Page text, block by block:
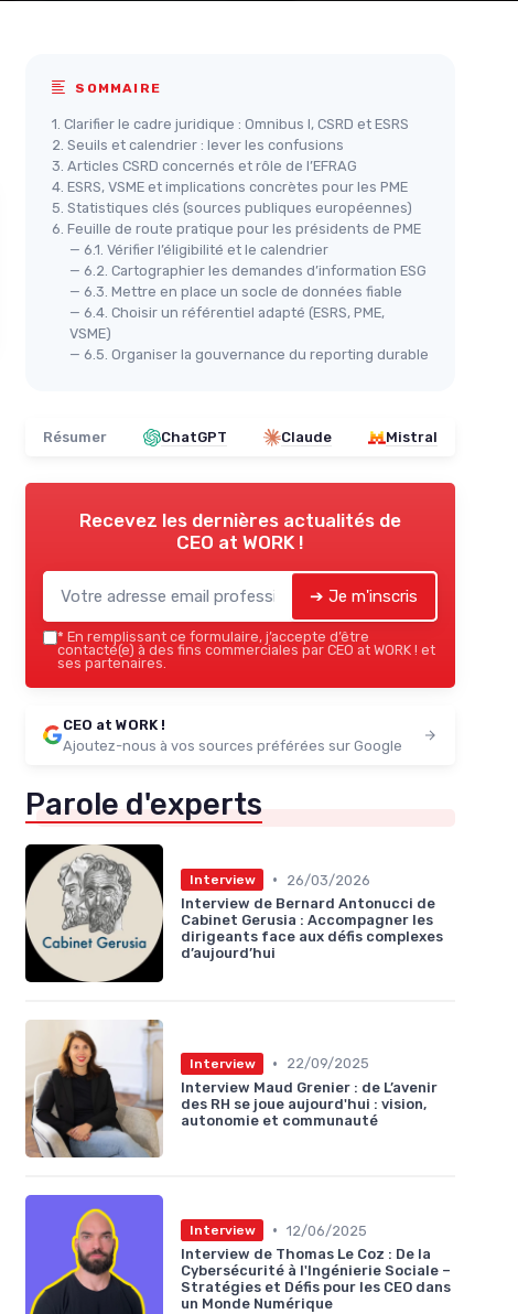
SOMMAIRE
1. Clarifier le cadre juridique : Omnibus I, CSRD et ESRS
2. Seuils et calendrier : lever les confusions
3. Articles CSRD concernés et rôle de l’EFRAG
4. ESRS, VSME et implications concrètes pour les PME
5. Statistiques clés (sources publiques européennes)
6. Feuille de route pratique pour les présidents de PME
— 6.1. Vérifier l’éligibilité et le calendrier
— 6.2. Cartographier les demandes d’information ESG
— 6.3. Mettre en place un socle de données fiable
— 6.4. Choisir un référentiel adapté (ESRS, PME,
VSME)
— 6.5. Organiser la gouvernance du reporting durable
Résumer ChatGPT Claude Mistral
Recevez les dernières actualités de
CEO at WORK !
➔ Je m'inscris
* En remplissant ce formulaire, j’accepte d’être
contacté(e) à des fins commerciales par CEO at WORK ! et
ses partenaires.
CEO at WORK !
Ajoutez-nous à vos sources préférées sur Google
Parole d'experts
Interview •
26/03/2026
Interview de Bernard Antonucci de
Cabinet Gerusia : Accompagner les
dirigeants face aux défis complexes
d’aujourd’hui
Interview •
22/09/2025
Interview Maud Grenier : de L’avenir
des RH se joue aujourd'hui : vision,
autonomie et communauté
Interview • 12/06/2025
Interview de Thomas Le Coz : De la
Cybersécurité à l'Ingénierie Sociale –
Stratégies et Défis pour les CEO dans
un Monde Numérique